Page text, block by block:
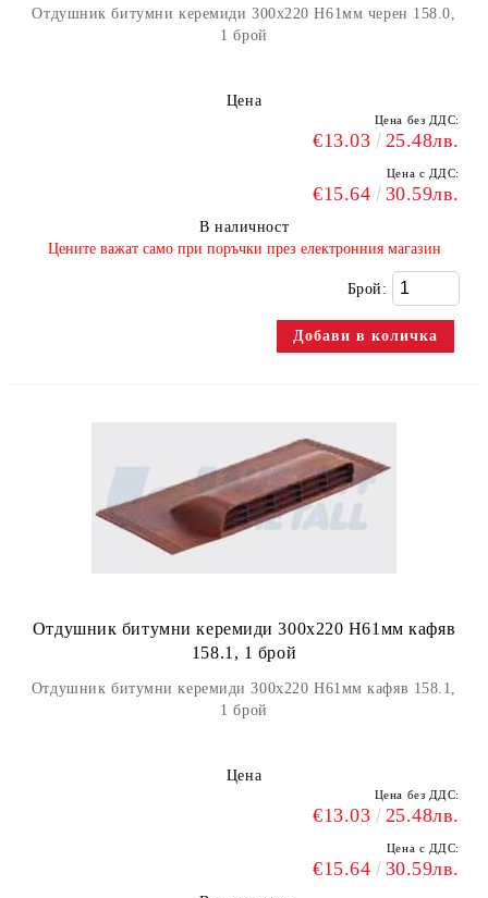
Отдушник битумни керемиди 300х220 H61мм черен 158.0,
1 брой
Цена
Цена без ДДС:
€13.03 25.48лв.
Цена с ДДС:
€15.64 30.59лв.
В наличност
​Цените важат само при поръчки през електронния магазин
Брой:
Отдушник битумни керемиди 300х220 H61мм кафяв
158.1, 1 брой
Отдушник битумни керемиди 300х220 H61мм кафяв 158.1,
1 брой
Цена
Цена без ДДС:
€13.03 25.48лв.
Цена с ДДС:
€15.64 30.59лв.